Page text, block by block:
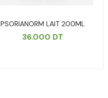
PSORIANORM LAIT 200ML
36.000 DT